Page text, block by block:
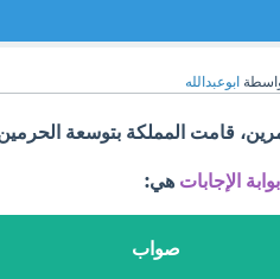
ابوعبدالله
قامت المملكة بتوسعة
بوابة الإجابات هي:
صواب